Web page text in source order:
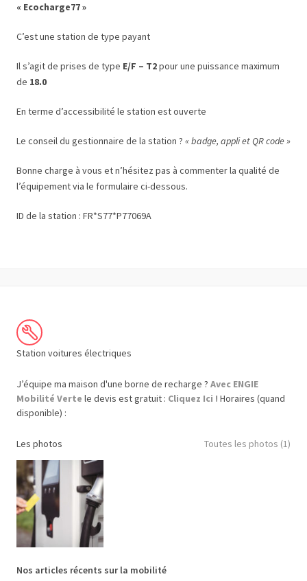
« Ecocharge77 »
C’est une station de type payant
Il s’agit de prises de type E/F – T2pour une puissance maximum
de 18.0
En terme d’accessibilité le station est ouverte
Le conseil du gestionnaire de la station ? « badge, appli et QR code »
Bonne charge à vous et n’hésitez pas à commenter la qualité de
l’équipement via le formulaire ci-dessous.
ID de la station : FR*S77*P77069A
Station voitures électriques
J’équipe ma maison d'une borne de recharge ? Avec ENGIE
Mobilité Verte le devis est gratuit : Cliquez Ici ! Horaires (quand
disponible) :
Les photos Toutes les photos (1)
Nos articles récents sur la mobilité